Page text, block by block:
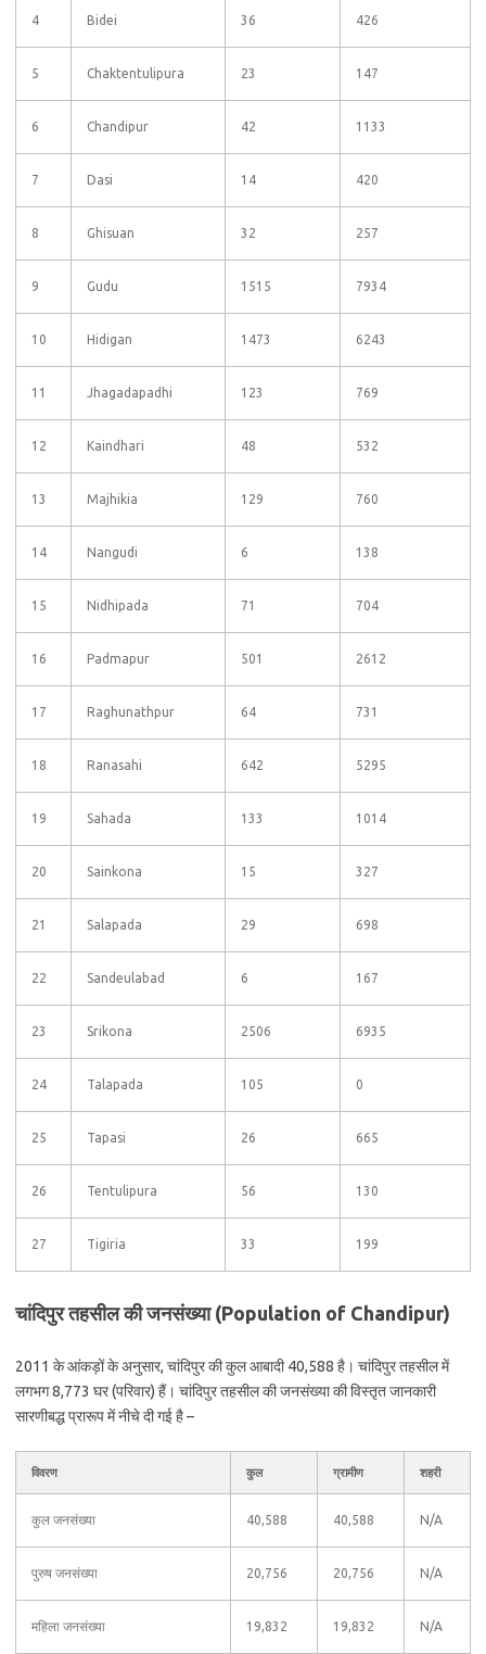
4 Bidei 36 426
5 Chaktentulipura 23 147
6 Chandipur 42 1133
7 Dasi 14 420
8 Ghisuan 32 257
9 Gudu 1515 7934
10 Hidigan 1473 6243
11 Jhagadapadhi 123 769
12 Kaindhari 48 532
13 Majhikia 129 760
14 Nangudi 6 138
15 Nidhipada 71 704
16 Padmapur 501 2612
17 Raghunathpur 64 731
18 Ranasahi 642 5295
19 Sahada 133 1014
20 Sainkona 15 327
21 Salapada 29 698
22 Sandeulabad 6 167
23 Srikona 2506 6935
24 Talapada 105 0
25 Tapasi 26 665
26 Tentulipura 56 130
27 Tigiria 33 199
चांदिपुर तहसील की जनसंख्या (Population of Chandipur)
2011 के आंकड़ों के अनुसार, चांदिपुर की कुल आबादी 40,588 है। चांदिपुर तहसील में
लगभग 8,773 घर (परिवार) हैं। चांदिपुर तहसील की जनसंख्या की विस्तृत जानकारी
सारणीबद्ध प्रारूप में नीचे दी गई है –
विवरण कुल ग्रामीण शहरी
कुल जनसंख्या 40,588 40,588 N/A
पुरुष जनसंख्या 20,756 20,756 N/A
महिला जनसंख्या 19,832 19,832 N/A